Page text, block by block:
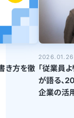
き方を徹
2026.01.26
「従業員
が語る、
企業の活